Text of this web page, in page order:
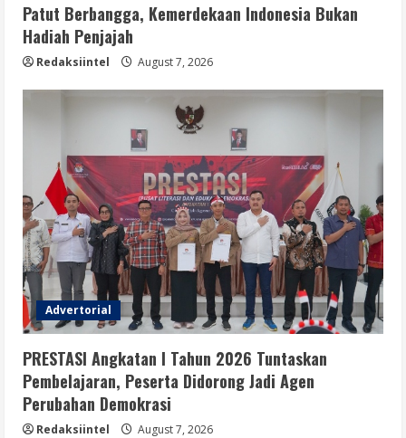
Patut Berbangga, Kemerdekaan Indonesia Bukan
Hadiah Penjajah
Redaksiintel August 7, 2026
Advertorial
PRESTASI Angkatan I Tahun 2026 Tuntaskan
Pembelajaran, Peserta Didorong Jadi Agen
Perubahan Demokrasi
Redaksiintel August 7, 2026